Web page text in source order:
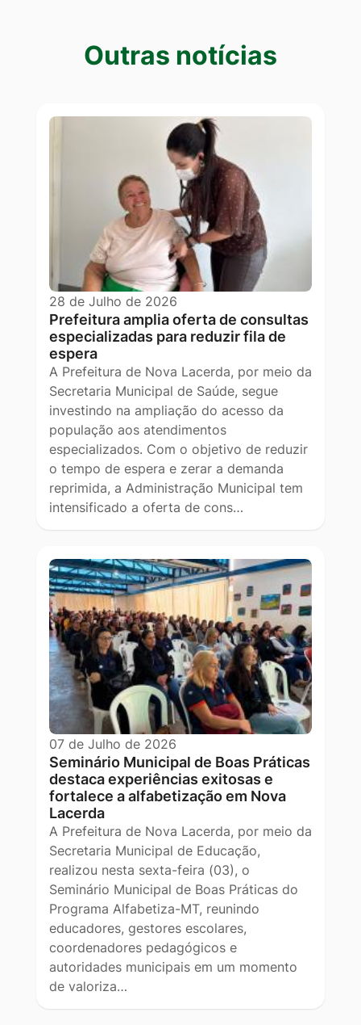
Outras notícias
Outras notícias
28 de Julho de 2026
Prefeitura amplia oferta de consultas
especializadas para reduzir fila de
espera
A Prefeitura de Nova Lacerda, por meio da
Secretaria Municipal de Saúde, segue
investindo na ampliação do acesso da
população aos atendimentos
especializados. Com o objetivo de reduzir
o tempo de espera e zerar a demanda
reprimida, a Administração Municipal tem
intensificado a oferta de cons…
07 de Julho de 2026
Seminário Municipal de Boas Práticas
destaca experiências exitosas e
fortalece a alfabetização em Nova
Lacerda
A Prefeitura de Nova Lacerda, por meio da
Secretaria Municipal de Educação,
realizou nesta sexta-feira (03), o
Seminário Municipal de Boas Práticas do
Programa Alfabetiza-MT, reunindo
educadores, gestores escolares,
coordenadores pedagógicos e
autoridades municipais em um momento
de valoriza…